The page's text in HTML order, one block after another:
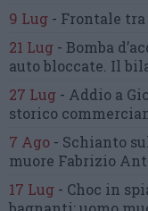
9 Lug - Frontale tra
21 Lug - Bomba
auto bloccate. Il
27 Lug - Addio a
storico
7 Ago - Schianto
muore Fabrizio
17 Lug - Choc in